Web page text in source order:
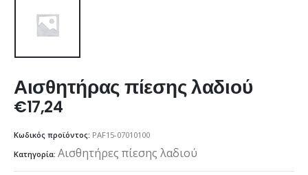
Αισθητήρας πίεσης λαδιού
€17,24
Κωδικός προϊόντος: PAF15-07010100
Κατηγορία: Αισθητήρες πίεσης λαδιού